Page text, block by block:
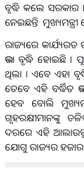
ବୃଦ୍ଧି କଲେ ସରକାର ।
ନେଇଛନ୍ତି
ରାଜ୍ୟରେ କାର୍ଯ୍ୟରତ
ଭତ୍ତା ବୃଦ୍ଧି ହୋଇଛି
ଥିଲା । ଏବେ ଏହା
ତେବେ ଏହି ବର୍ଦ୍ଧିତ
ହେବ ବୋଲି
ଗୃହରକ୍ଷୀମାନଙ୍କୁ
ଦରରେ ଏହି
ଯୋଗୁ ରାଜ୍ୟର